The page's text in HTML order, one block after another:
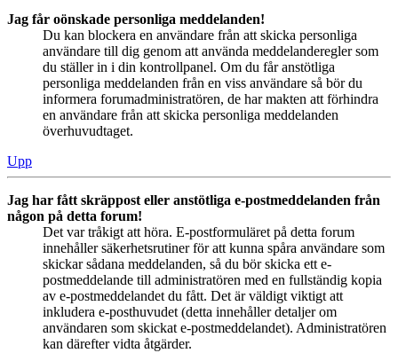
Jag får oönskade personliga meddelanden!
Du kan blockera en användare från att skicka personliga
användare till dig genom att använda meddelanderegler som
du ställer in i din kontrollpanel. Om du får anstötliga
personliga meddelanden från en viss användare så bör du
informera forumadministratören, de har makten att förhindra
en användare från att skicka personliga meddelanden
överhuvudtaget.
Upp
Jag har fått skräppost eller anstötliga e-postmeddelanden från
någon på detta forum!
Det var tråkigt att höra. E-postformuläret på detta forum
innehåller säkerhetsrutiner för att kunna spåra användare som
skickar sådana meddelanden, så du bör skicka ett e-
postmeddelande till administratören med en fullständig kopia
av e-postmeddelandet du fått. Det är väldigt viktigt att
inkludera e-posthuvudet (detta innehåller detaljer om
användaren som skickat e-postmeddelandet). Administratören
kan därefter vidta åtgärder.